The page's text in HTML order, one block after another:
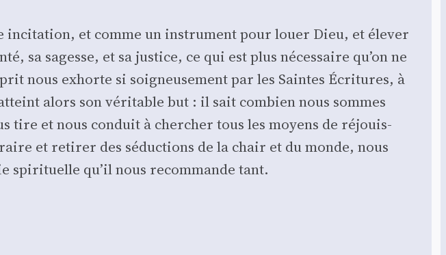
inci­ta­tion, et comme un ins­tru­ment pour louer Dieu, et éle­ver
sa sagesse, et sa jus­tice, ce qui est plus néces­saire qu’on ne
nous exhorte si soi­gneu­se­ment par les Saintes Écri­tures, à
alors son véri­table but : il sait com­bien nous sommes
tire et nous conduit à cher­cher tous les moyens de réjouis­
et reti­rer des séduc­tions de la chair et du monde, nous
spi­ri­tuelle qu’il nous recom­mande tant.